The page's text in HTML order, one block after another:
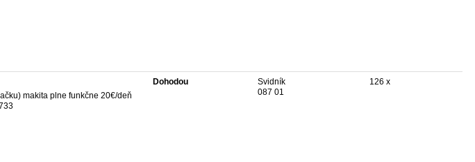
makita plne funkčne 20€/deň
Dohodou
Svidník
087 01
126 x